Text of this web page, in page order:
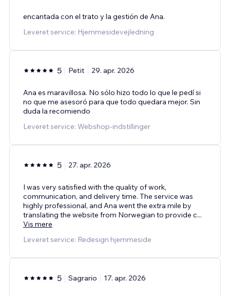
encantada con el trato y la gestión de Ana.
Leveret service: Hjemmesidevejledning
5 Petit 29. apr. 2026
Ana es maravillosa. No sólo hizo todo lo que le pedí si
no que me asesoró para que todo quedara mejor. Sin
duda la recomiendo
Leveret service: Webshop-indstillinger
5 27. apr. 2026
I was very satisfied with the quality of work,
communication, and delivery time. The service was
highly professional, and Ana went the extra mile by
translating the website from Norwegian to provide c...
Vis mere
Leveret service: Redesign hjemmeside
5 Sagrario 17. apr. 2026